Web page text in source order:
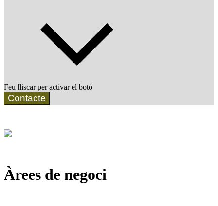
Feu lliscar per activar el botó
Contacte
Àrees de negoci